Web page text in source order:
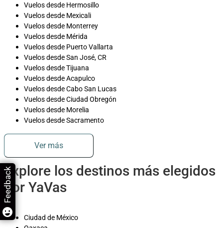
Vuelos desde Hermosillo
Vuelos desde Mexicali
Vuelos desde Monterrey
Vuelos desde Mérida
Vuelos desde Puerto Vallarta
Vuelos desde San José, CR
Vuelos desde Tijuana
Vuelos desde Acapulco
Vuelos desde Cabo San Lucas
Vuelos desde Ciudad Obregón
Vuelos desde Morelia
Vuelos desde Sacramento
Ver más
Explore los destinos más elegidos
por YaVas
Ciudad de México
Feedback